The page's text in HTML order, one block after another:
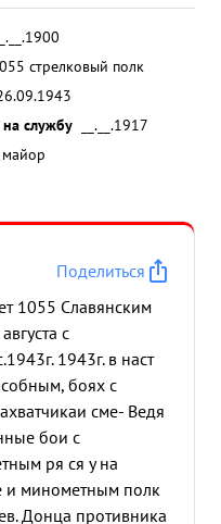
__.__.1900
стрелковый полк
на службу
__.__.1917
майор
Поделиться
1055 Славянским
с
1943г. в наст
боях с
сме- Ведя
бои с
ря ся у на
и минометным полк
Донца противника